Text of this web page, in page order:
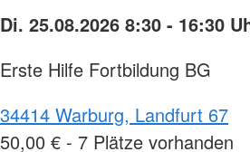
Di. 25.08.2026 8:30 - 16:30
Erste Hilfe Fortbildung BG
34414 Warburg, Landfurt 67
50,00 € - 7 Plätze vorhanden